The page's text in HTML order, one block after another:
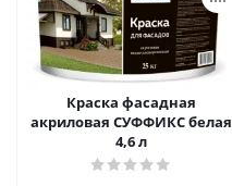
Краска фасадная
акриловая СУФФИКС белая
4,6 л